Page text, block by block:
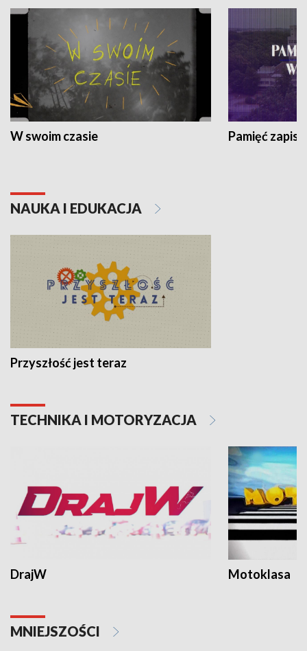
W swoim czasie Pamięć
NAUKA I EDUKACJA
Przyszłość jest teraz
TECHNIKA I MOTORYZACJA
DrajW Motoklasa
MNIEJSZOŚCI